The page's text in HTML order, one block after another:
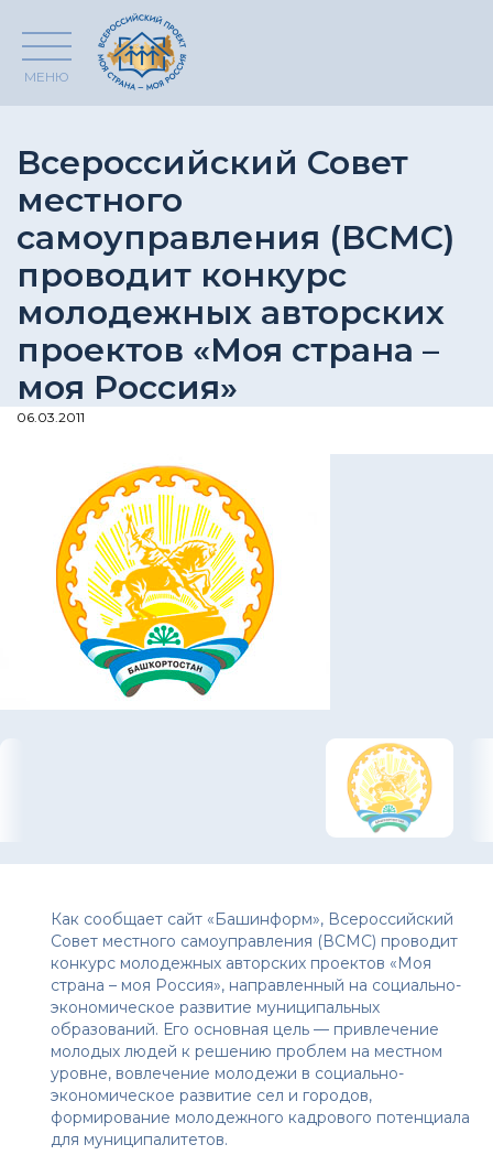
МЕНЮ
Всероссийский Совет
местного
самоуправления (ВСМС)
проводит конкурс
молодежных авторских
проектов «Моя страна –
моя Россия»
06.03.2011
Как сообщает сайт «Башинформ», Всероссийский
Совет местного самоуправления (ВСМС) проводит
конкурс молодежных авторских проектов «Моя
страна – моя Россия», направленный на социально-
экономическое развитие муниципальных
образований. Его основная цель — привлечение
молодых людей к решению проблем на местном
уровне, вовлечение молодежи в социально-
экономическое развитие сел и городов,
формирование молодежного кадрового потенциала
для муниципалитетов.